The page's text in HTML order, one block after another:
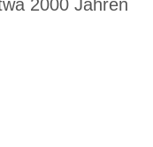
2000 Jahren